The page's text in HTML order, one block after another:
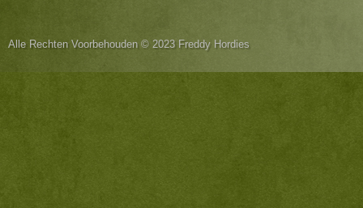
Alle Rechten Voorbehouden © 2023 Freddy Hordies